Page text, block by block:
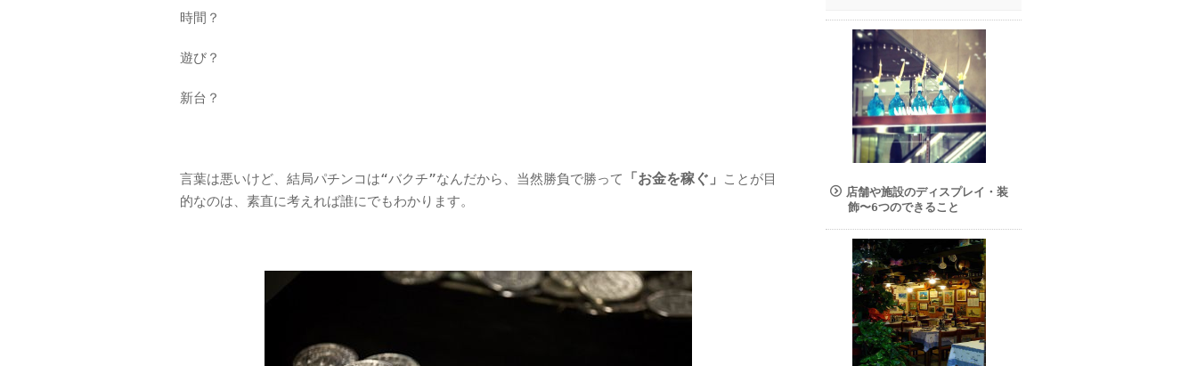
時間？
遊び？
新台？
言葉は悪いけど、結局パチンコは“バクチ”なんだから、当然勝負で勝って 「お金を稼ぐ」
ことが目
的なのは、素直に考えれば誰にでもわかります。
店舗や施設のディスプレイ・装
飾〜6つのできること